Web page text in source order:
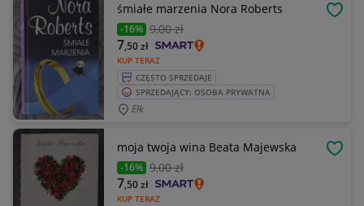
śmiałe marzenia Nora Roberts
-16% 9,00 zł
KUP TERAZ
7,50zł
CZĘSTO SPRZEDAJE
SPRZEDAJĄCY: OSOBA PRYWATNA
Ełk
moja twoja wina Beata Majewska
-16% 9,00 zł
KUP TERAZ
7,50zł